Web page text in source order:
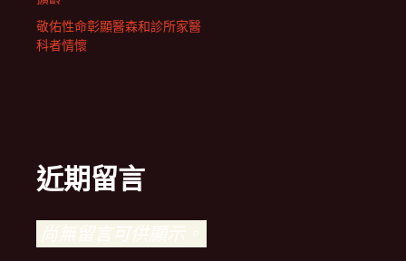
敬佑性命彰顯醫森和診所家醫
科者情懷
近期留言
尚無留言可供顯示。